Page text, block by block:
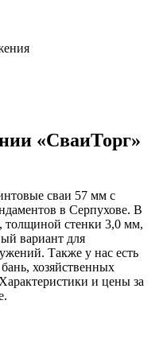
«СваиТорг»
сваи 57 мм с
в Серпухове. В
стенки 3,0 мм,
вариант для
Также у нас есть
хозяйственных
и цены за